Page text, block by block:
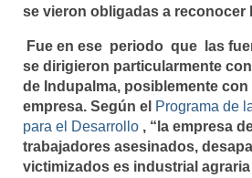
se vieron obligadas a reconocer
Fue en ese periodo que las
se dirigieron particularmente
de Indupalma, posiblemente con
empresa. Según el Programa de
para el Desarrollo , “la empresa
trabajadores asesinados,
victimizados es industrial agraria